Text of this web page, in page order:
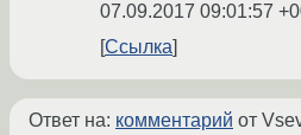
07.09.2017 09:01:57
Ссылка
Ответ на: комментарий от